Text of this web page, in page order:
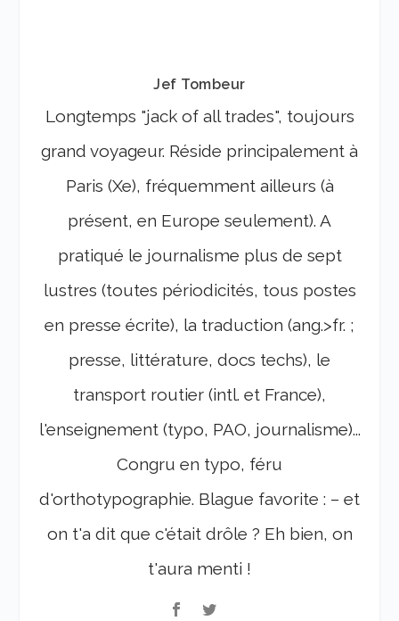
Jef Tombeur
Longtemps "jack of all trades", toujours
grand voyageur. Réside principalement à
Paris (Xe), fréquemment ailleurs (à
présent, en Europe seulement). A
pratiqué le journalisme plus de sept
lustres (toutes périodicités, tous postes
en presse écrite), la traduction (ang.>fr. ;
presse, littérature, docs techs), le
transport routier (intl. et France),
l'enseignement (typo, PAO, journalisme)...
Congru en typo, féru
d'orthotypographie. Blague favorite : – et
on t'a dit que c'était drôle ? Eh bien, on
t'aura menti !